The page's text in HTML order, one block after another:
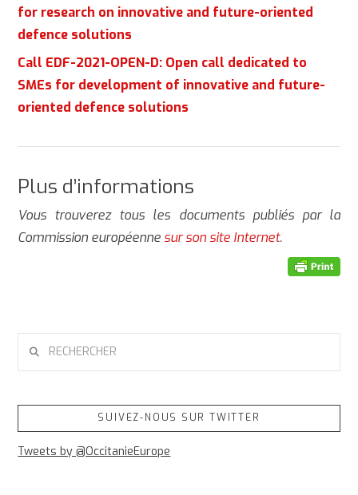
for research on innovative and future-oriented
defence solutions
Call EDF-2021-OPEN-D: Open call dedicated to
SMEs for development of innovative and future-
oriented defence solutions
Plus d’informations
Vous trouverez tous les documents publiés par la
Commission européenne sur son site Internet.
SUIVEZ-NOUS SUR TWITTER
Tweets by @OccitanieEurope